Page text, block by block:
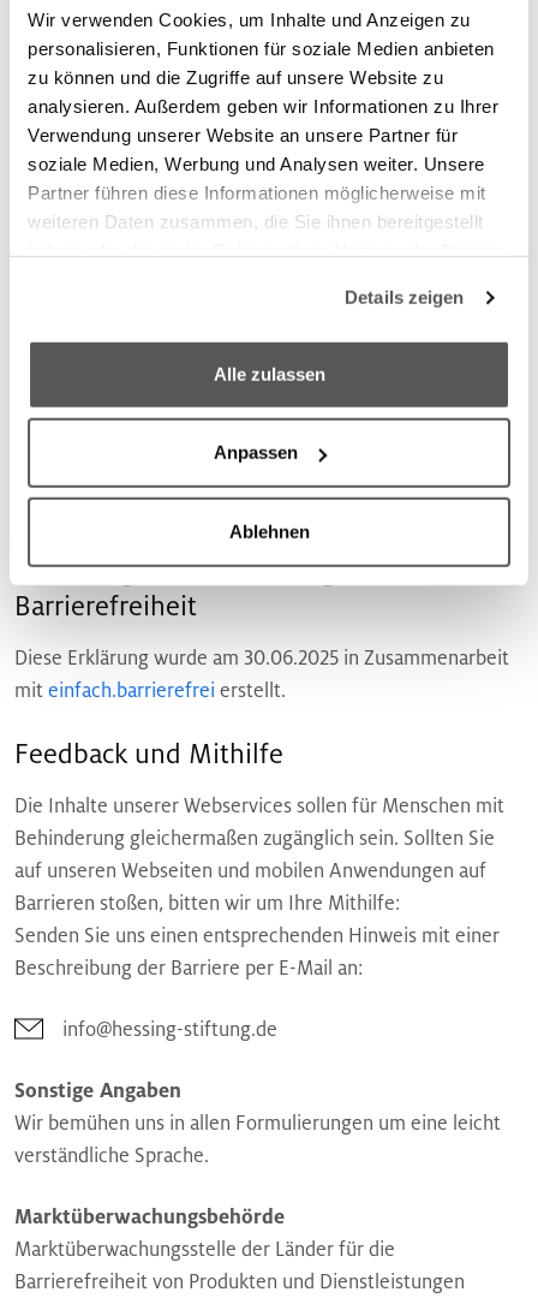
Wir verwenden Cookies, um Inhalte und Anzeigen zu
personalisieren, Funktionen für soziale Medien anbieten
zu können und die Zugriffe auf unsere Website zu
analysieren. Außerdem geben wir Informationen zu Ihrer
Verwendung unserer Website an unsere Partner für
soziale Medien, Werbung und Analysen weiter. Unsere
Partner führen diese Informationen möglicherweise mit
weiteren Daten zusammen, die Sie ihnen bereitgestellt
We work with6 third partieswho may receive and
process your information.
Details zeigen
Alle zulassen
Anpassen
Ablehnen
Folgende Tools von Drittanbietern kommen auf unserer
Webseite zum Einsatz
Doctolib - Terminvereinbarung
Wir verwenden den Online-Service Doctolib als externe
Möglichkeit, um Termine zu vereinbaren.
Sollte Ihnen die Bedienung von Doctolib Probleme
Bei Problemen mit der Bedienung durch Drittanbieter-Tools
senden sie uns bitte ihre Anfrage alternativ per Mail an:
info@hessing-stiftung.de
Erstellung dieser Erklärung zur
Barrierefreiheit
Diese Erklärung wurde am 30.06.2025 in Zusammenarbeit
mit einfach.barrierefrei erstellt.
Feedback und Mithilfe
Die Inhalte unserer Webservices sollen für Menschen mit
Behinderung gleichermaßen zugänglich sein. Sollten Sie
auf unseren Webseiten und mobilen Anwendungen auf
Barrieren stoßen, bitten wir um Ihre Mithilfe:
Senden Sie uns einen entsprechenden Hinweis mit einer
Beschreibung der Barriere per E-Mail an:
info@hessing-stiftung.de
Sonstige Angaben
Wir bemühen uns in allen Formulierungen um eine leicht
verständliche Sprache.
Marktüberwachungsbehörde
Marktüberwachungsstelle der Länder für die
Barrierefreiheit von Produkten und Dienstleistungen